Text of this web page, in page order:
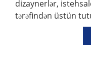
dizaynerlər,
tərəfindən üstün